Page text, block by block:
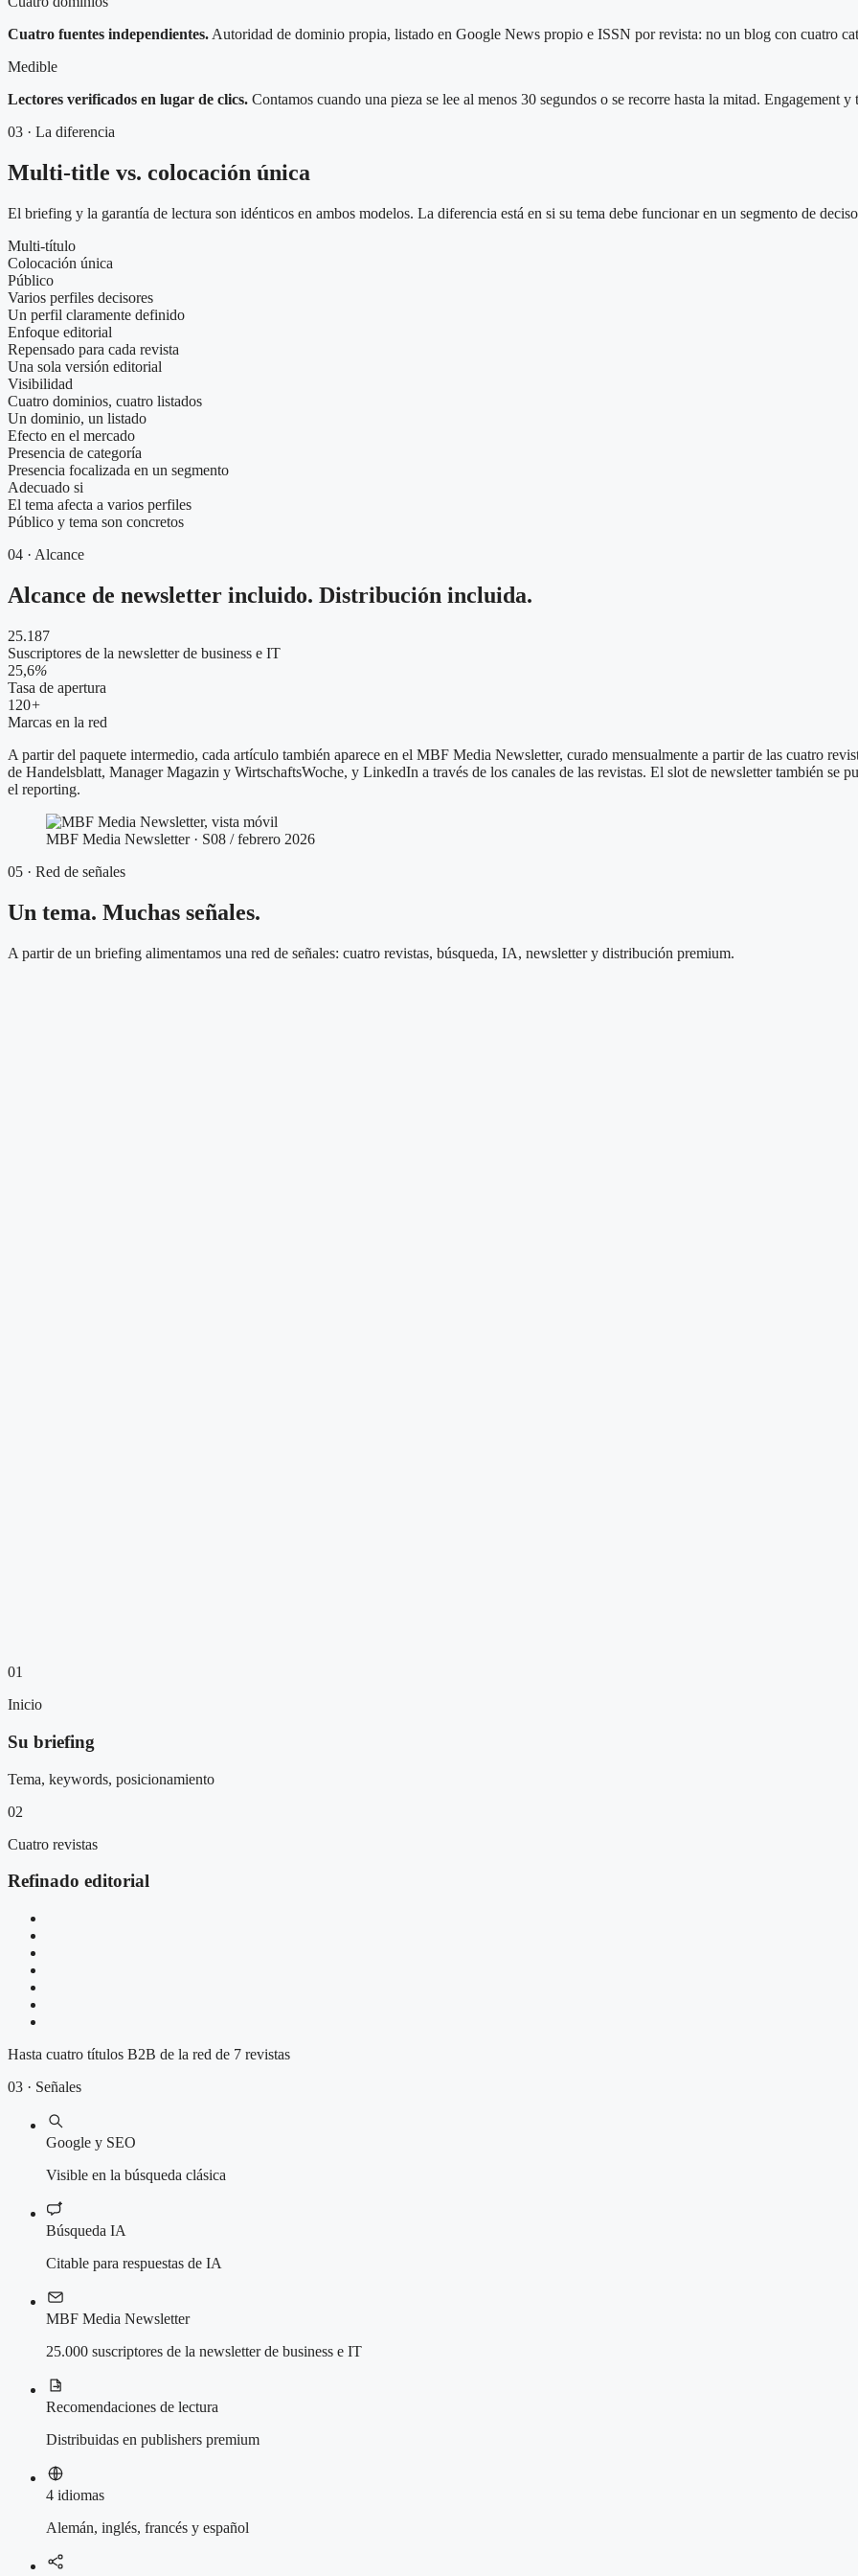
Cuatro fuentes independientes.Autoridad de dominio propia, listado en Google News propio e ISSN por revista: no un blog con cuatro
Medible
Lectores verificados en lugar de clics. Contamos cuando una pieza se lee al menos 30 segundos o se recorre hasta la mitad. Engagement
03 · La diferencia
Multi-title vs. colocación única
El briefing y la garantía de lectura son idénticos en ambos modelos. La diferencia está en si su tema debe funcionar en un segmento de
Multi-título
Colocación única
Público
Varios perfiles decisores
Un perfil claramente definido
Enfoque editorial
Repensado para cada revista
Una sola versión editorial
Visibilidad
Cuatro dominios, cuatro listados
Un dominio, un listado
Efecto en el mercado
Presencia de categoría
Presencia focalizada en un segmento
Adecuado si
El tema afecta a varios perfiles
Público y tema son concretos
04 · Alcance
Alcance de newsletter incluido. Distribución incluida.
25.187
Suscriptores de la newsletter de business e IT
25,6%
Tasa de apertura
120+
Marcas en la red
A partir del paquete intermedio, cada artículo también aparece en el MBF Media Newsletter, curado mensualmente a partir de las cuatro
de Handelsblatt, Manager Magazin y WirtschaftsWoche, y LinkedIn a través de los canales de las revistas. El slot de newsletter también se
el reporting.
MBF Media Newsletter · S08 / febrero 2026
05 · Red de señales
Un tema. Muchas señales.
A partir de un briefing alimentamos una red de señales: cuatro revistas, búsqueda, IA, newsletter y distribución premium.
01
Inicio
Su briefing
Tema, keywords, posicionamiento
02
Cuatro revistas
Refinado editorial
Hasta cuatro títulos B2B de la red de 7 revistas
03 · Señales
Google y SEO
Visible en la búsqueda clásica
Búsqueda IA
Citable para respuestas de IA
MBF Media Newsletter
25.000 suscriptores de la newsletter de business e IT
Recomendaciones de lectura
Distribuidas en publishers premium
4 idiomas
Alemán, inglés, francés y español